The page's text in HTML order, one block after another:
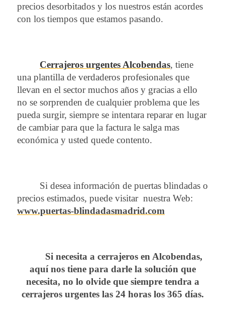
precios desorbitados y los nuestros están acordes
con los tiempos que estamos pasando.
Cerrajeros urgentes Alcobendas, tiene
una plantilla de verdaderos profesionales que
llevan en el sector muchos años y gracias a ello
no se sorprenden de cualquier problema que les
pueda surgir, siempre se intentara reparar en lugar
de cambiar para que la factura le salga mas
económica y usted quede contento.
Si desea información de puertas blindadas o
precios estimados, puede visitar nuestra Web:
www.puertas-blindadasmadrid.com
Si necesita a cerrajeros en Alcobendas,
aquí nos tiene para darle la solución que
necesita, no lo olvide que siempre tendra a
cerrajeros urgentes las 24 horas los 365 días.